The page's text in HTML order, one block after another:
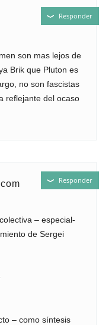
son mas lejos de
Brik que Pluton es
no son fascistas
reflejante del ocaso
Responder
– especial-
de Sergei
– como síntesis
Responder